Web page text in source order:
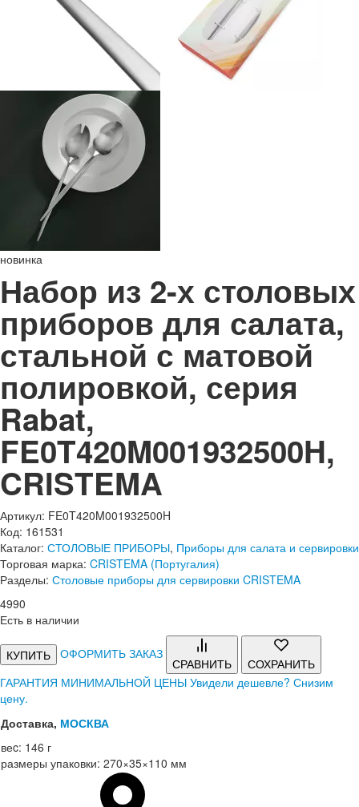
новинка
Набор из 2-х столовых
приборов для салата,
стальной с матовой
полировкой, серия
Rabat,
FE0T420M001932500H,
CRISTEMA
Артикул: FE0T420M001932500H
Код: 161531
Каталог: СТОЛОВЫЕ ПРИБОРЫ, Приборы для салата и сервировки
Торговая марка: CRISTEMA (Португалия)
Разделы: Столовые приборы для сервировки CRISTEMA
4990
Есть в наличии
КУПИТЬ ОФОРМИТЬ ЗАКАЗ
СРАВНИТЬ
СОХРАНИТЬ
ГАРАНТИЯ МИНИМАЛЬНОЙ ЦЕНЫ Увидели дешевле? Снизим
цену.
Доставка, МОСКВА
веc: 146 г
размеры упаковки: 270×35×110 мм